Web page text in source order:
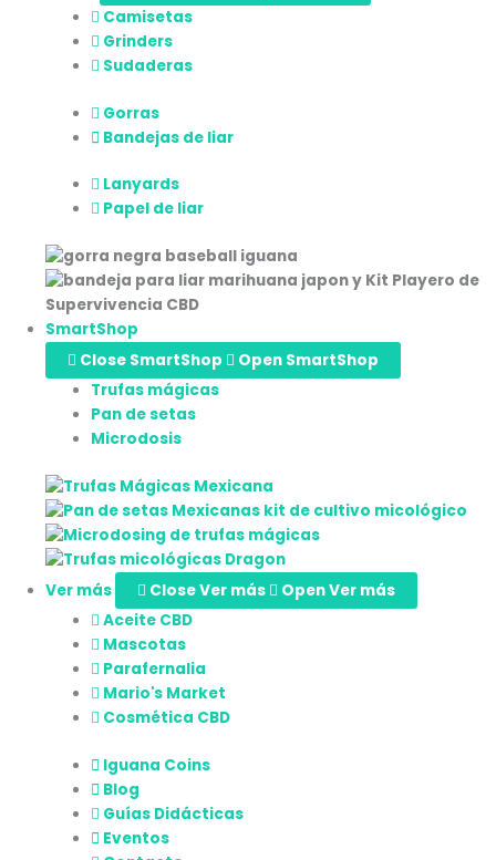
Camisetas
Grinders
Sudaderas
Gorras
Bandejas de liar
Lanyards
Papel de liar
SmartShop
Close SmartShop
Open SmartShop
Trufas mágicas
Pan de setas
Microdosis
Ver más Close Ver más
Open Ver más
Aceite CBD
Mascotas
Parafernalia
Mario's Market
Cosmética CBD
Iguana Coins
Blog
Guías Didácticas
Eventos